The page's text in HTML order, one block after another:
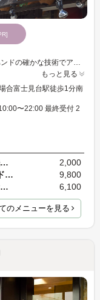
西武池袋線富士見台駅徒歩1分!男女OK!オールハンドの確かな技術でアロマ、ボディケア・リフレなど多彩なメニューを提供しています♪
もっと見る
合富士見台駅徒歩1分南
〜22:00 最終受付 2
【汚れさよなら】クレンジング～毛穴洗浄＋フェイス…
2,000
【コリ撃退】コリほぐし×アロマリンパドレナージュ80…
9,800
【短時間リセット】アロマリンパドレナージュ４０分
6,100
のメニューを見る